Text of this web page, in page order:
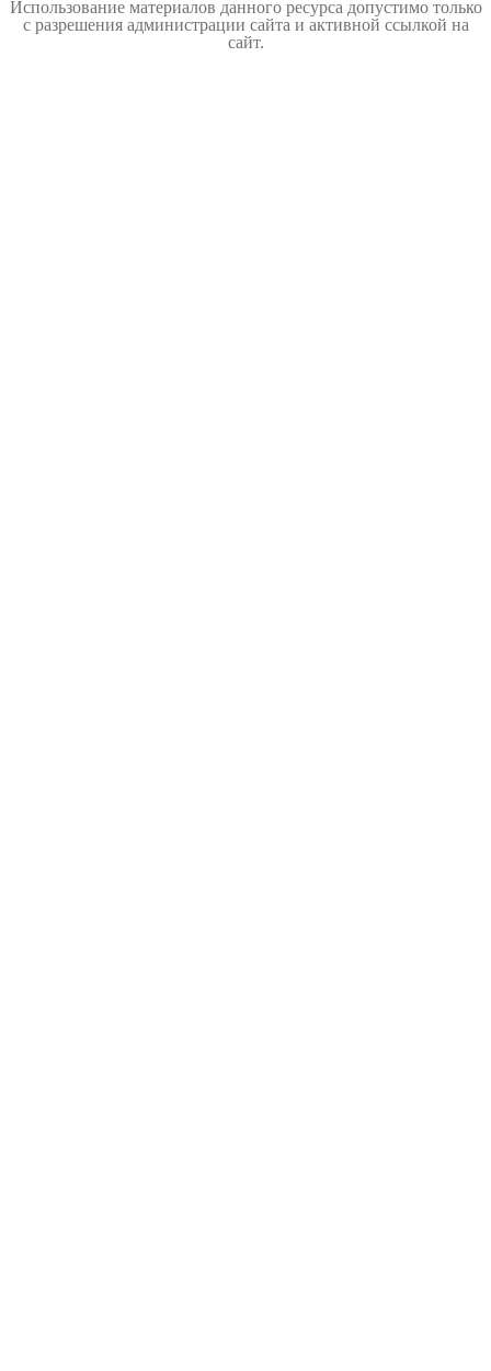
Использование материалов данного ресурса допустимо только
с разрешения администрации сайта и активной ссылкой на
сайт.